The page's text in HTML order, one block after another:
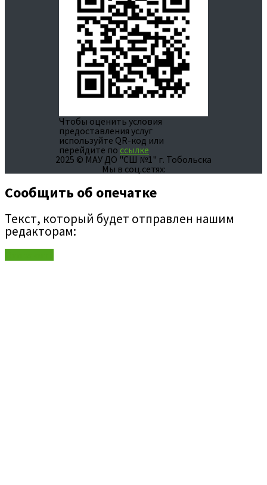
Чтобы оценить условия
предоставления услуг
используйте QR-код или
перейдите по ссылке
2025 © МАУ ДО "СШ №1" г. Тобольска
Мы в соц.сетях:
Сообщить об опечатке
Текст, который будет отправлен нашим
редакторам: